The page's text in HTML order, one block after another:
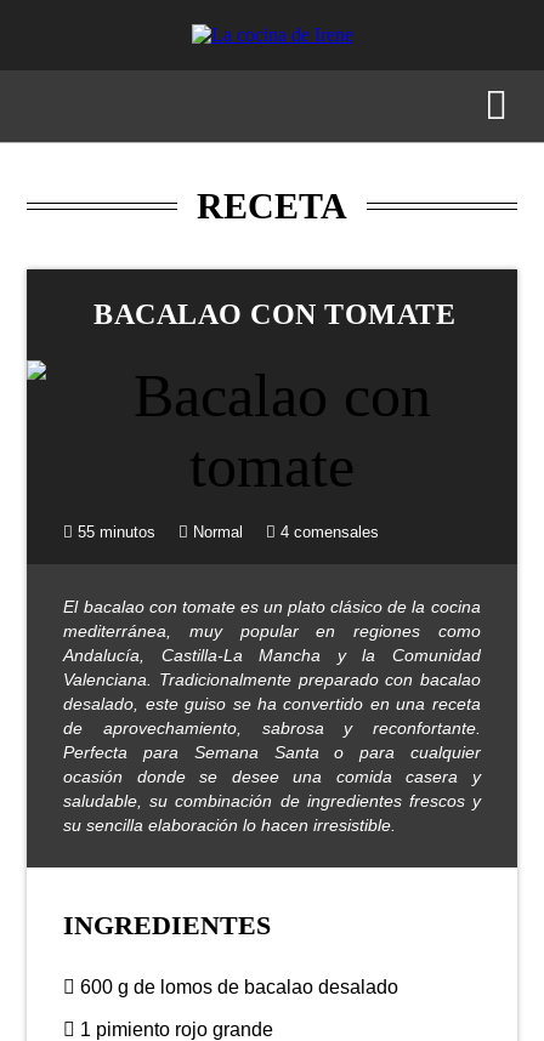
RECETA
BACALAO CON TOMATE
55 minutos Normal 4 comensales
El bacalao con tomate es un plato clásico de la cocina
mediterránea, muy popular en regiones como
Andalucía, Castilla-La Mancha y la Comunidad
Valenciana. Tradicionalmente preparado con bacalao
desalado, este guiso se ha convertido en una receta
de aprovechamiento, sabrosa y reconfortante.
Perfecta para Semana Santa o para cualquier
ocasión donde se desee una comida casera y
saludable, su combinación de ingredientes frescos y
su sencilla elaboración lo hacen irresistible.
INGREDIENTES
600 g de lomos de bacalao desalado
1 pimiento rojo grande